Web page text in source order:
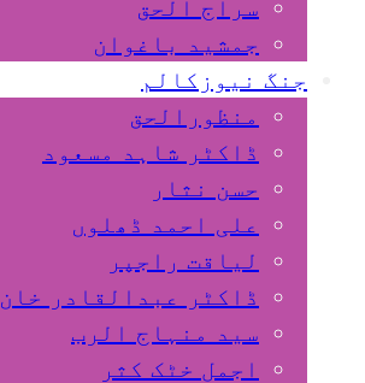
سراج الحق
جمشید باغوان
جنگ نیوزکالم
منظورالحق
ڈاکٹر شاہد مسعود
حسن نثار
علی احمد ڈھلوں
لیاقت راجپر
ڈاکٹر عبدالقادر خان
سید منہاج الرب
اجمل خٹک کثر